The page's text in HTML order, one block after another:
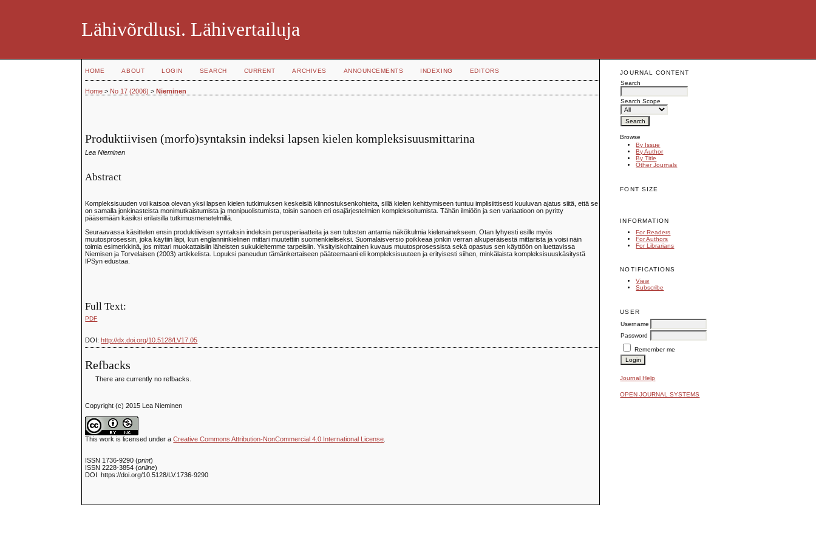
Lähivõrdlusi. Lähivertailuja
JOURNAL CONTENT
Search
Search Scope
Browse
By Issue
By Author
By Title
Other Journals
FONT SIZE
INFORMATION
For Readers
For Authors
For Librarians
NOTIFICATIONS
View
Subscribe
USER
Username
Password
Remember me
Journal Help
OPEN JOURNAL SYSTEMS
HOME ABOUT LOGIN SEARCH CURRENT ARCHIVES ANNOUNCEMENTS INDEXING EDITORS
Home > No 17 (2006) >Nieminen
Produktiivisen (morfo)syntaksin indeksi lapsen kielen kompleksisuusmittarina
Lea Nieminen
Abstract
Kompleksisuuden voi katsoa olevan yksi lapsen kielen tutkimuksen keskeisiä kiinnostuksenkohteita, sillä kielen kehittymiseen tuntuu implisiittisesti kuuluvan ajatus siitä, että se
on samalla jonkinasteista monimutkaistumista ja monipuolistumista, toisin sanoen eri osajärjestelmien kompleksoitumista. Tähän ilmiöön ja sen variaatioon on pyritty
pääsemään käsiksi erilaisilla tutkimusmenetelmillä.
Seuraavassa käsittelen ensin produktiivisen syntaksin indeksin perusperiaatteita ja sen tulosten antamia näkökulmia kielenainekseen. Otan lyhyesti esille myös
muutosprosessin, joka käytiin läpi, kun englanninkielinen mittari muutettiin suomenkieliseksi. Suomalaisversio poikkeaa jonkin verran alkuperäisestä mittarista ja voisi näin
toimia esimerkkinä, jos mittari muokattaisiin läheisten sukukieltemme tarpeisiin. Yksityiskohtainen kuvaus muutosprosessista sekä opastus sen käyttöön on luettavissa
Niemisen ja Torvelaisen (2003) artikkelista. Lopuksi paneudun tämänkertaiseen pääteemaani eli kompleksisuuteen ja erityisesti siihen, minkälaista kompleksisuuskäsitystä
IPSyn edustaa.
Full Text:
PDF
DOI: http://dx.doi.org/10.5128/LV17.05
Refbacks
There are currently no refbacks.
Copyright (c) 2015 Lea Nieminen
This work is licensed under aCreative Commons Attribution-NonCommercial 4.0 International License
ISSN 1736-9290 (print)
ISSN 2228-3854 (online)
DOI https://doi.org/10.5128/LV.1736-9290